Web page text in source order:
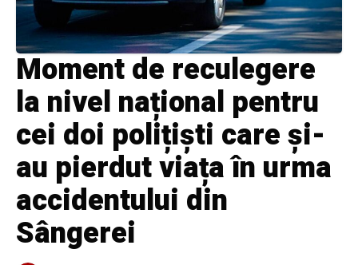
Moment de reculegere
la nivel național pentru
cei doi polițiști care și-
au pierdut viața în urma
accidentului din
Sângerei